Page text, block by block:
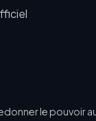
le pouvoir